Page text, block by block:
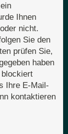
Ihnen
nicht.
Sie den
prüfen Sie,
haben
Ihre E-Mail-
kontaktieren